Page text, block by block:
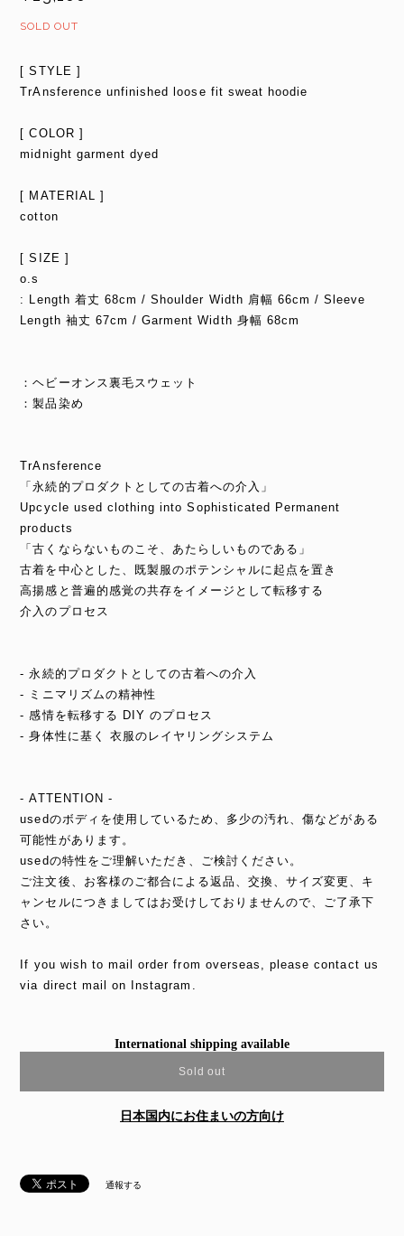
SOLD OUT
[ STYLE ]
TrAnsference unfinished loose fit sweat hoodie
[ COLOR ]
midnight garment dyed
[ MATERIAL ]
cotton
[ SIZE ]
o.s
: Length 着丈 68cm / Shoulder Width 肩幅 66cm / Sleeve
Length 袖丈 67cm / Garment Width 身幅 68cm
：ヘビーオンス裏毛スウェット
：製品染め
TrAnsference
「永続的プロダクトとしての古着への介入」
Upcycle used clothing into Sophisticated Permanent
products
「古くならないものこそ、あたらしいものである」
古着を中心とした、既製服のポテンシャルに起点を置き
高揚感と普遍的感覚の共存をイメージとして転移する
介入のプロセス
- 永続的プロダクトとしての古着への介入
- ミニマリズムの精神性
- 感情を転移する DIY のプロセス
- 身体性に基く 衣服のレイヤリングシステム
- ATTENTION -
usedのボディを使用しているため、多少の汚れ、傷などがある
可能性があります。
usedの特性をご理解いただき、ご検討ください。
ご注文後、お客様のご都合による返品、交換、サイズ変更、キ
ャンセルにつきましてはお受けしておりませんので、ご了承下
さい。
If you wish to mail order from overseas, please contact us
via direct mail on Instagram.
International shipping available
Sold out
日本国内にお住まいの方向け
通報する